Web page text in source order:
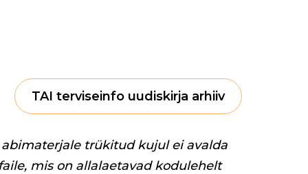
TAI terviseinfo uudiskirja arhiiv
trükitud kujul ei avalda
mis on allalaetavad kodulehelt